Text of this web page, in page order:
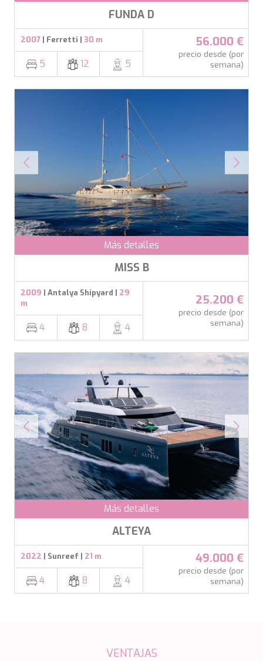
FUNDA D
2007 | Ferretti | 30 m
5 12 5
56.000 €
precio desde (por
semana)
Más detalles
MISS B
2009 | Antalya Shipyard | 29
m
4 8 4
25.200 €
precio desde (por
semana)
Más detalles
ALTEYA
2022 | Sunreef | 21 m
4 8 4
49.000 €
precio desde (por
semana)
VENTAJAS